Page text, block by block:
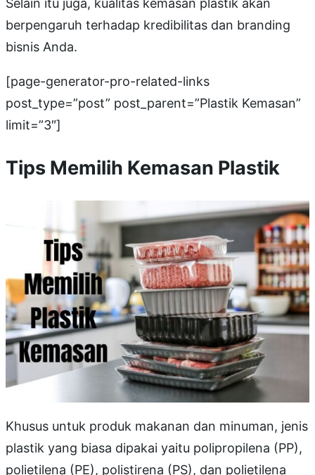
Selain itu juga, kualitas kemasan plastik akan
berpengaruh terhadap kredibilitas dan branding
bisnis Anda.
[page-generator-pro-related-links
post_type=”post” post_parent=”Plastik Kemasan”
limit=”3″]
Tips Memilih Kemasan Plastik
Khusus untuk produk makanan dan minuman, jenis
plastik yang biasa dipakai yaitu polipropilena (PP),
polietilena (PE), polistirena (PS), dan polietilena